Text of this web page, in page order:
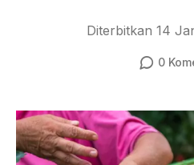
Diterbitkan 14
0